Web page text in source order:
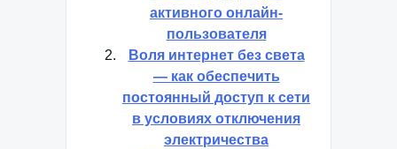
активного онлайн-
пользователя
Воля интернет без света
— как обеспечить
постоянный доступ к сети
в условиях отключения
электричества